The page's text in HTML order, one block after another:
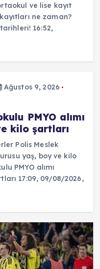
ve lise kayıt
ne zaman?
16:52,
Ağustos 9, 2026
PMYO alımı
kilo şartları
Polis Meslek
yaş, boy ve kilo
PMYO alımı
17:09, 09/08/2026,